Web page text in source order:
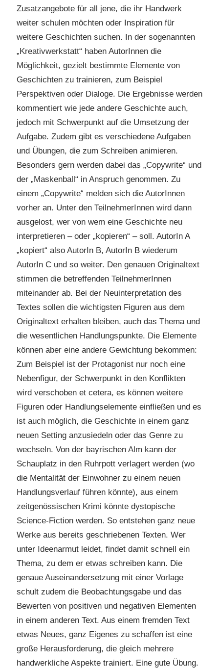
Zusatzangebote für all jene, die ihr Handwerk
weiter schulen möchten oder Inspiration für
weitere Geschichten suchen. In der sogenannten
„Kreativwerkstatt“ haben AutorInnen die
Möglichkeit, gezielt bestimmte Elemente von
Geschichten zu trainieren, zum Beispiel
Perspektiven oder Dialoge. Die Ergebnisse werden
kommentiert wie jede andere Geschichte auch,
jedoch mit Schwerpunkt auf die Umsetzung der
Aufgabe. Zudem gibt es verschiedene Aufgaben
und Übungen, die zum Schreiben animieren.
Besonders gern werden dabei das „Copywrite“ und
der „Maskenball“ in Anspruch genommen. Zu
einem „Copywrite“ melden sich die AutorInnen
vorher an. Unter den TeilnehmerInnen wird dann
ausgelost, wer von wem eine Geschichte neu
interpretieren – oder „kopieren“ – soll. AutorIn A
„kopiert“ also AutorIn B, AutorIn B wiederum
AutorIn C und so weiter. Den genauen Originaltext
stimmen die betreffenden TeilnehmerInnen
miteinander ab. Bei der Neuinterpretation des
Textes sollen die wichtigsten Figuren aus dem
Originaltext erhalten bleiben, auch das Thema und
die wesentlichen Handlungspunkte. Die Elemente
können aber eine andere Gewichtung bekommen:
Zum Beispiel ist der Protagonist nur noch eine
Nebenfigur, der Schwerpunkt in den Konflikten
wird verschoben et cetera, es können weitere
Figuren oder Handlungselemente einfließen und es
ist auch möglich, die Geschichte in einem ganz
neuen Setting anzusiedeln oder das Genre zu
wechseln. Von der bayrischen Alm kann der
Schauplatz in den Ruhrpott verlagert werden (wo
die Mentalität der Einwohner zu einem neuen
Handlungsverlauf führen könnte), aus einem
zeitgenössischen Krimi könnte dystopische
Science-Fiction werden. So entstehen ganz neue
Werke aus bereits geschriebenen Texten. Wer
unter Ideenarmut leidet, findet damit schnell ein
Thema, zu dem er etwas schreiben kann. Die
genaue Auseinandersetzung mit einer Vorlage
schult zudem die Beobachtungsgabe und das
Bewerten von positiven und negativen Elementen
in einem anderen Text. Aus einem fremden Text
etwas Neues, ganz Eigenes zu schaffen ist eine
große Herausforderung, die gleich mehrere
handwerkliche Aspekte trainiert. Eine gute Übung.